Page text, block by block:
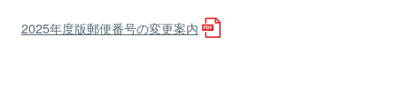
2025年度版郵便番号の変更案内